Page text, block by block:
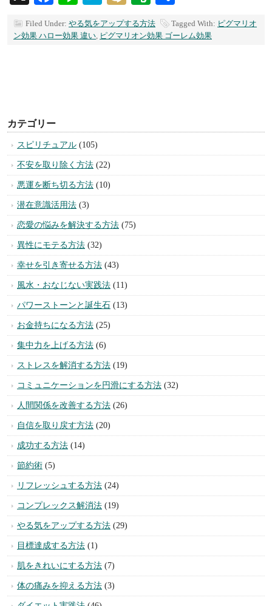
Filed Under: やる気をアップする方法 Tagged With: ピグマリオ
ン効果 ハロー効果 違い, ピグマリオン効果 ゴーレム効果
カテゴリー
スピリチュアル (105)
不安を取り除く方法 (22)
悪運を断ち切る方法 (10)
潜在意識活用法 (3)
恋愛の悩みを解決する方法 (75)
異性にモテる方法 (32)
幸せを引き寄せる方法 (43)
風水・おなじない実践法 (11)
パワーストーンと誕生石 (13)
お金持ちになる方法 (25)
集中力を上げる方法 (6)
ストレスを解消する方法 (19)
コミュニケーションを円滑にする方法 (32)
人間関係を改善する方法 (26)
自信を取り戻す方法 (20)
成功する方法 (14)
節約術 (5)
リフレッシュする方法 (24)
コンプレックス解消法 (19)
やる気をアップする方法 (29)
目標達成する方法 (1)
肌をきれいにする方法 (7)
体の痛みを抑える方法 (3)